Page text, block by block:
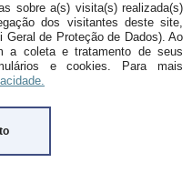
sobre a(s) visita(s) realizada(s)
dos visitantes deste site,
de Proteção de Dados). Ao
a coleta e tratamento de seus
e cookies. Para mais